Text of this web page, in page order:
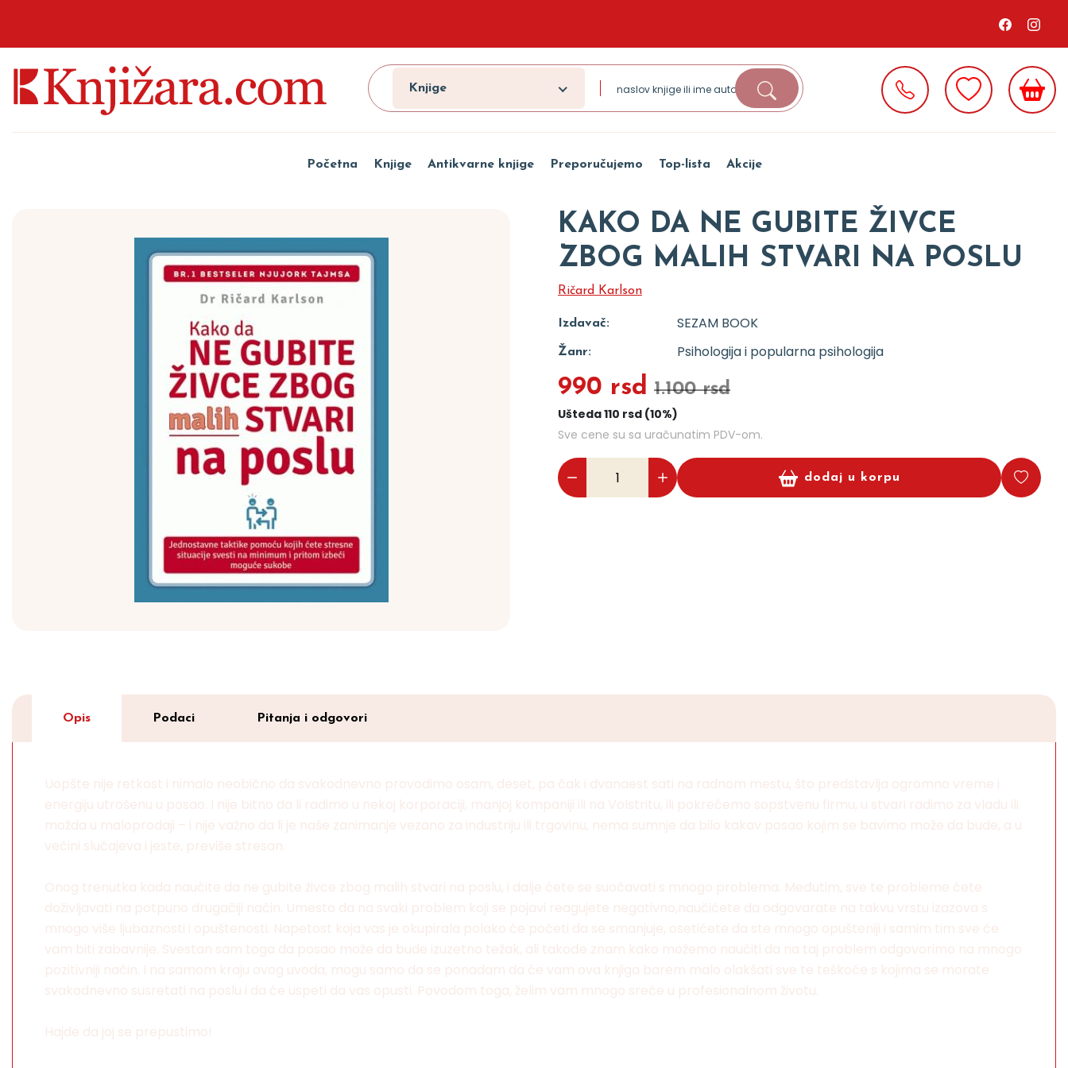
Knjige
Početna Knjige Antikvarne knjige Preporučujemo Top-lista Akcije
KAKO DA NE GUBITE ŽIVCE
ZBOG MALIH STVARI NA POSLU
Ričard Karlson
Izdavač: SEZAM BOOK
Žanr: Psihologija i popularna psihologija
990 rsd 1.100 rsd
Ušteda 110 rsd (10%)
Sve cene su sa uračunatim PDV-om.
dodaj u korpu
Opis Podaci Pitanja i odgovori
Uopšte nije retkost i nimalo neobično da svakodnevno provodimo osam, deset, pa čak i dvanaest sati na radnom mestu, što predstavlja ogromno vreme i
energiju utrošenu u posao. I nije bitno da li radimo u nekoj korporaciji, manjoj kompaniji ili na Volstritu, ili pokrećemo sopstvenu firmu, u stvari radimo za vladu ili
možda u maloprodaji – i nije važno da li je naše zanimanje vezano za industriju ili trgovinu, nema sumnje da bilo kakav posao kojim se bavimo može da bude, a u
većini slučajeva i jeste, previše stresan.
Onog trenutka kada naučite da ne gubite živce zbog malih stvari na poslu, i dalje ćete se suočavati s mnogo problema. Međutim, sve te probleme ćete
doživljavati na potpuno drugačiji način. Umesto da na svaki problem koji se pojavi reagujete negativno,naučićete da odgovarate na takvu vrstu izazova s
mnogo više ljubaznosti i opuštenosti. Napetost koja vas je okupirala polako će početi da se smanjuje, osetićete da ste mnogo opušteniji i samim tim sve će
vam biti zabavnije. Svestan sam toga da posao može da bude izuzetno težak, ali takođe znam kako možemo naučiti da na taj problem odgovorimo na mnogo
pozitivniji način. I na samom kraju ovog uvoda, mogu samo da se ponadam da će vam ova knjiga barem malo olakšati sve te teškoće s kojima se morate
svakodnevno susretati na poslu i da će uspeti da vas opusti. Povodom toga, želim vam mnogo sreće u profesionalnom životu.
Hajde da joj se prepustimo!